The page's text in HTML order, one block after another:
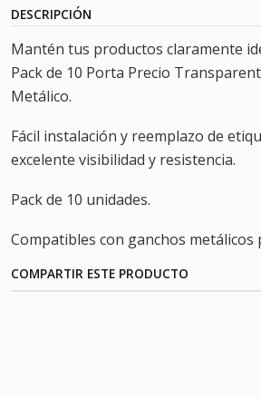
DESCRIPCIÓN
Mantén tus productos claramente
Pack de 10 Porta Precio
Metálico.
Fácil instalación y reemplazo de
excelente visibilidad y resistencia.
Pack de 10 unidades.
Compatibles con ganchos metálicos
COMPARTIR ESTE PRODUCTO